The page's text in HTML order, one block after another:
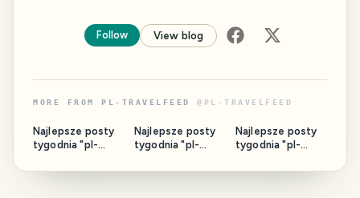
Follow View blog
MORE FROM PL-TRAVELFEED @ PL-TRAVELFEED
Najlepsze posty
tygodnia "pl-
2026/30
Najlepsze posty
tygodnia "pl-
2026/28
Najlepsze posty
tygodnia "pl-
2026/28